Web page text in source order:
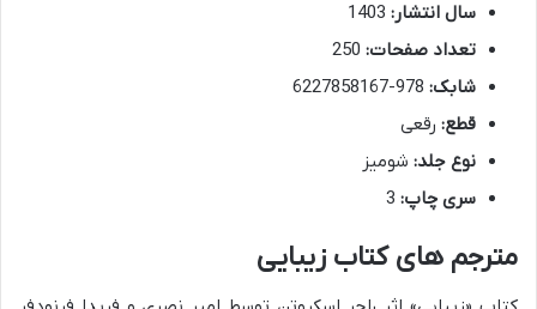
سال انتشار:
تعداد صفحات:
شابک:
قطع: رقعی
نوع جلد: شومیز
سری چاپ:
مترجم های کتاب زیبایی